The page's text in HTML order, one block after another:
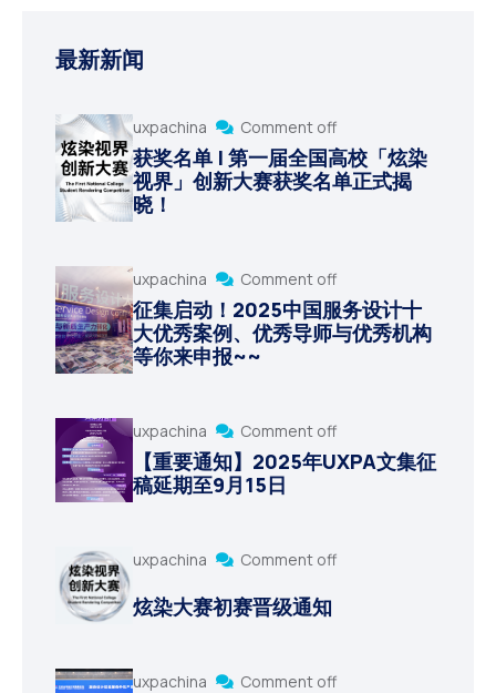
最新新闻
uxpachina Comment off
获奖名单 | 第一届全国高校「炫染
视界」创新大赛获奖名单正式揭
晓！
uxpachina Comment off
征集启动！2025中国服务设计十
大优秀案例、优秀导师与优秀机构
等你来申报~~
uxpachina Comment off
【重要通知】2025年UXPA文集征
稿延期至9月15日
uxpachina Comment off
炫染大赛初赛晋级通知
uxpachina Comment off